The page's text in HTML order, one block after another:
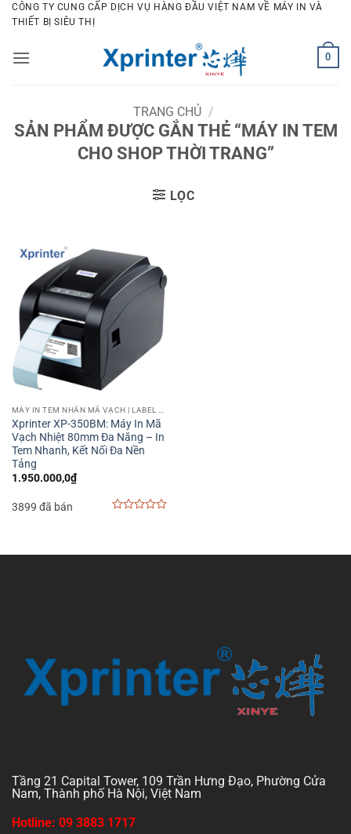
Bỏ
qua
dung
CÔNG TY CUNG CẤP DỊCH VỤ HÀNG ĐẦU VIỆT NAM VỀ MÁY IN VÀ
THIẾT BỊ SIÊU THỊ
0
TRANG CHỦ /
SẢN PHẨM ĐƯỢC GẮN THẺ “MÁY IN TEM
CHO SHOP THỜI TRANG”
LỌC
Xprinter XP-350BM: Máy In Mã
Vạch Nhiệt 80mm Đa Năng – In
Tem Nhanh, Kết Nối Đa Nền
Tảng
1.950.000,0₫
3899 đã bán
5
Tầng 21 Capital Tower, 109 Trần Hưng Đạo, Phường Cửa
Nam, Thành phố Hà Nội, Việt Nam
Hotline: 09 3883 1717